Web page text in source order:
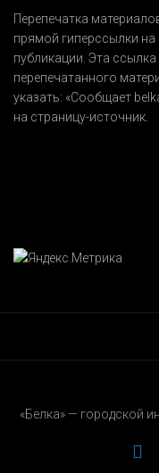
Перепечатка
прямой гиперссылки
публикации. Эта
перепечатанного
указать: «Сообщает
на страницу-источник.
РЕКЛАМОДАТЕЛЯМ
«Белка» — городской